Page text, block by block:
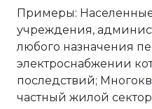
Примеры:
учреждения,
любого назначения
электроснабжении
последствий;
частный жилой